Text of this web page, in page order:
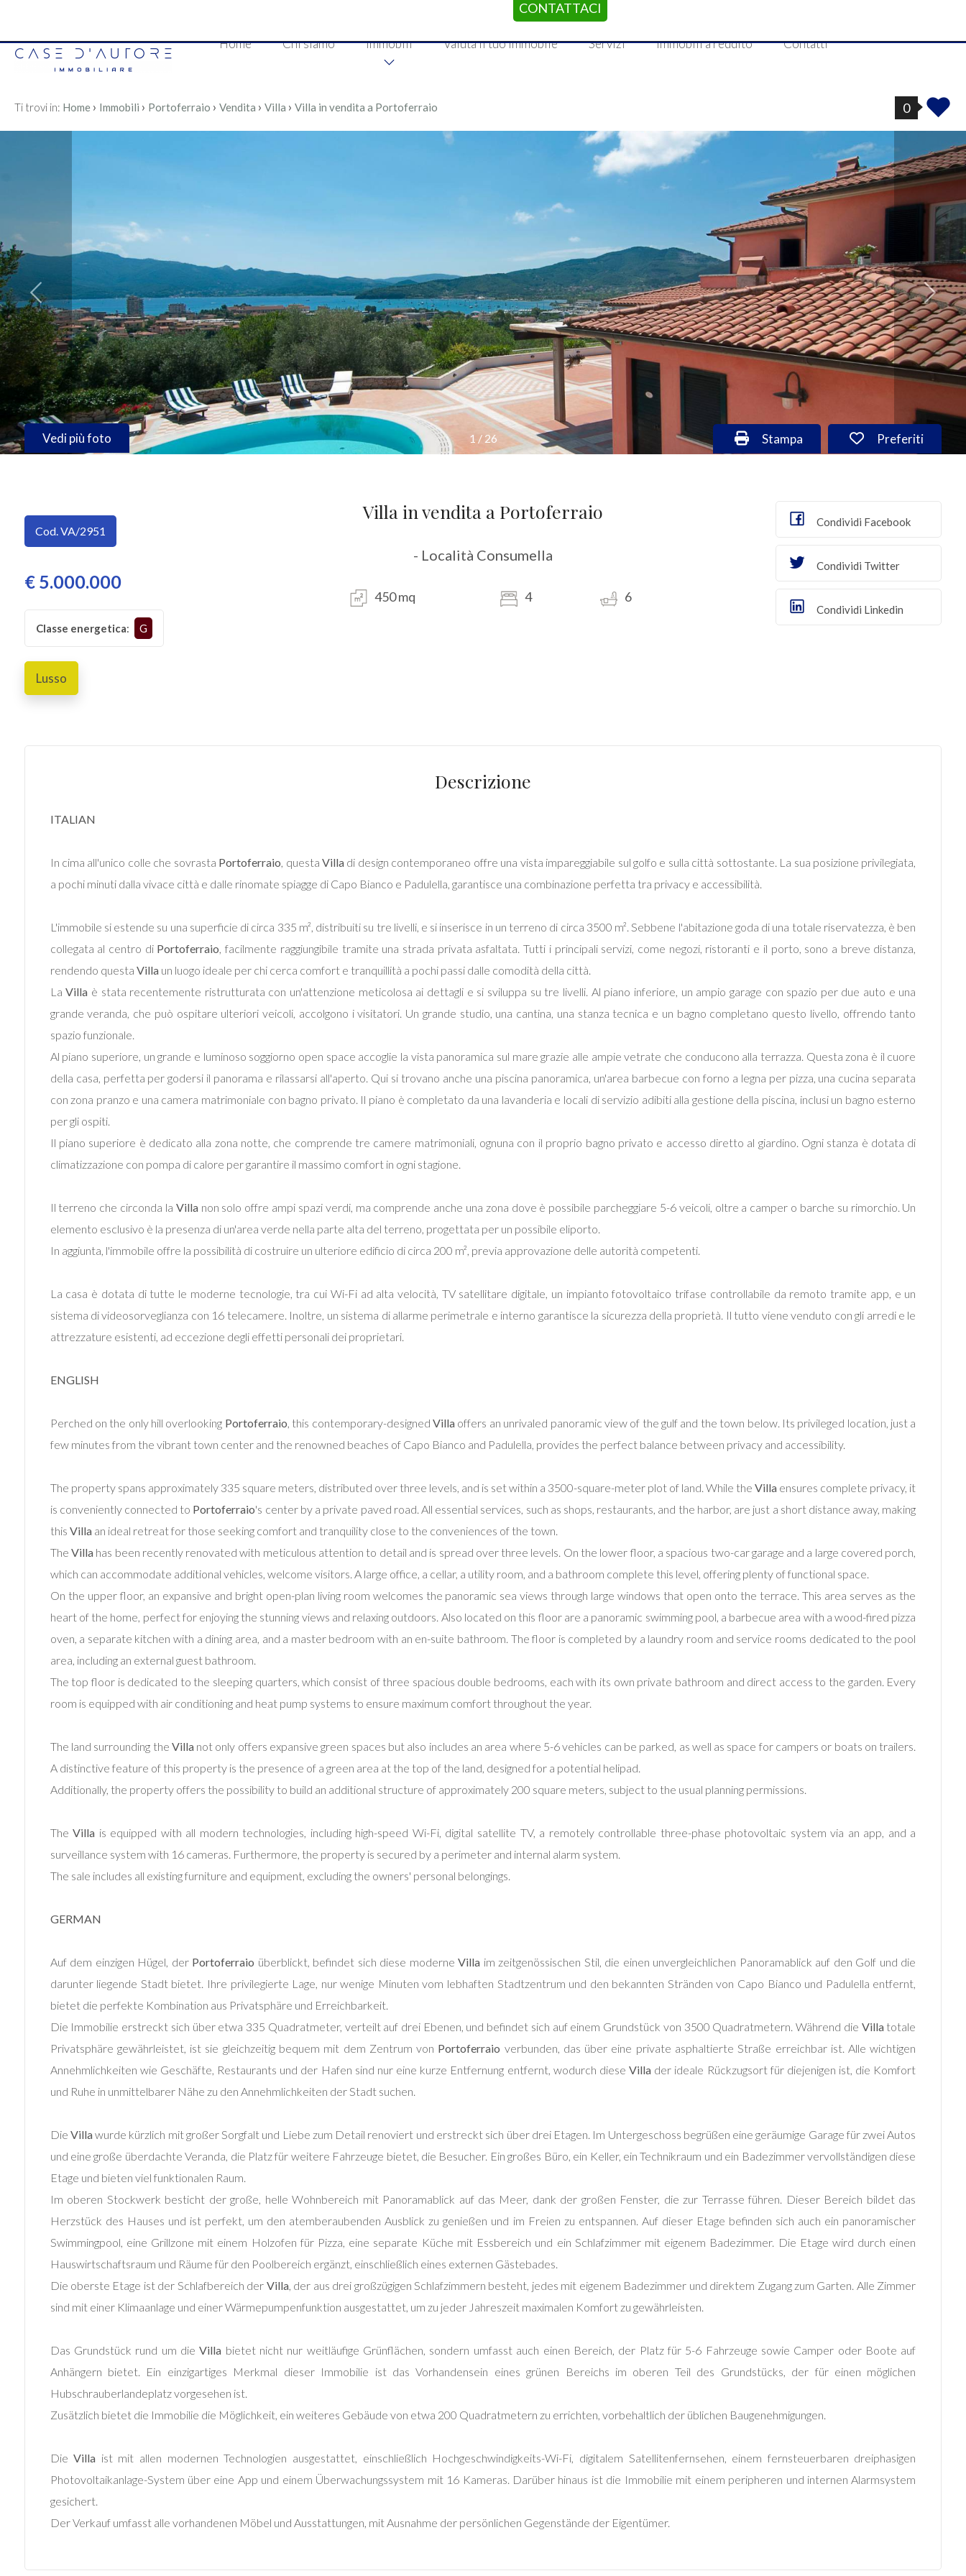
Home Chi siamo Immobili Valuta il tuo immobile Servizi Immobili a reddito Contatti
CONTATTACI
Ti trovi in: Home › Immobili › Portoferraio › Vendita › Villa › Villa in vendita a Portoferraio 0
1 / 26
Vedi più foto
Cod. VA/2951
€ 5.000.000
Classe energetica: G
Lusso
Villa in vendita a Portoferraio
- Località Consumella
450 mq 4 6
Preferiti: Cod.
Preferiti
Stampa: Cod. VA/2951
Stampa
Condividi Facebook
Condividi Twitter
Condividi Linkedin
Descrizione
ITALIAN
In cima all'unico colle che sovrasta Portoferraio, questaVilla di design contemporaneo offre una vista impareggiabile sul golfo e sulla città sottostante. La sua posizione privilegiata,
a pochi minuti dalla vivace città e dalle rinomate spiagge di Capo Bianco e Padulella, garantisce una combinazione perfetta tra privacy e accessibilità.
L'immobile si estende su una superficie di circa 335 m², distribuiti su tre livelli, e si inserisce in un terreno di circa 3500 m². Sebbene l'abitazione goda di una totale riservatezza, è ben
collegata al centro di Portoferraio, facilmente raggiungibile tramite una strada privata asfaltata. Tutti i principali servizi, come negozi, ristoranti e il porto, sono a breve distanza,
rendendo questa Villaun luogo ideale per chi cerca comfort e tranquillità a pochi passi dalle comodità della città.
LaVilla è stata recentemente ristrutturata con un'attenzione meticolosa ai dettagli e si sviluppa su tre livelli. Al piano inferiore, un ampio garage con spazio per due auto e una
grande veranda, che può ospitare ulteriori veicoli, accolgono i visitatori. Un grande studio, una cantina, una stanza tecnica e un bagno completano questo livello, offrendo tanto
spazio funzionale.
Al piano superiore, un grande e luminoso soggiorno open space accoglie la vista panoramica sul mare grazie alle ampie vetrate che conducono alla terrazza. Questa zona è il cuore
della casa, perfetta per godersi il panorama e rilassarsi all'aperto. Qui si trovano anche una piscina panoramica, un'area barbecue con forno a legna per pizza, una cucina separata
con zona pranzo e una camera matrimoniale con bagno privato. Il piano è completato da una lavanderia e locali di servizio adibiti alla gestione della piscina, inclusi un bagno esterno
per gli ospiti.
Il piano superiore è dedicato alla zona notte, che comprende tre camere matrimoniali, ognuna con il proprio bagno privato e accesso diretto al giardino. Ogni stanza è dotata di
climatizzazione con pompa di calore per garantire il massimo comfort in ogni stagione.
Il terreno che circonda la Villanon solo offre ampi spazi verdi, ma comprende anche una zona dove è possibile parcheggiare 5-6 veicoli, oltre a camper o barche su rimorchio. Un
elemento esclusivo è la presenza di un'area verde nella parte alta del terreno, progettata per un possibile eliporto.
In aggiunta, l'immobile offre la possibilità di costruire un ulteriore edificio di circa 200 m², previa approvazione delle autorità competenti.
La casa è dotata di tutte le moderne tecnologie, tra cui Wi-Fi ad alta velocità, TV satellitare digitale, un impianto fotovoltaico trifase controllabile da remoto tramite app, e un
sistema di videosorveglianza con 16 telecamere. Inoltre, un sistema di allarme perimetrale e interno garantisce la sicurezza della proprietà. Il tutto viene venduto con gli arredi e le
attrezzature esistenti, ad eccezione degli effetti personali dei proprietari.
ENGLISH
Perched on the only hill overlooking Portoferraio, this contemporary-designed Villa offers an unrivaled panoramic view of the gulf and the town below. Its privileged location, just a
few minutes from the vibrant town center and the renowned beaches of Capo Bianco and Padulella, provides the perfect balance between privacy and accessibility.
The property spans approximately 335 square meters, distributed over three levels, and is set within a 3500-square-meter plot of land. While theVilla ensures complete privacy, it
is conveniently connected to Portoferraio's center by a private paved road. All essential services, such as shops, restaurants, and the harbor, are just a short distance away, making
this Villaan ideal retreat for those seeking comfort and tranquility close to the conveniences of the town.
The Villahas been recently renovated with meticulous attention to detail and is spread over three levels. On the lower floor, a spacious two-car garage and a large covered porch,
which can accommodate additional vehicles, welcome visitors. A large office, a cellar, a utility room, and a bathroom complete this level, offering plenty of functional space.
On the upper floor, an expansive and bright open-plan living room welcomes the panoramic sea views through large windows that open onto the terrace. This area serves as the
heart of the home, perfect for enjoying the stunning views and relaxing outdoors. Also located on this floor are a panoramic swimming pool, a barbecue area with a wood-fired pizza
oven, a separate kitchen with a dining area, and a master bedroom with an en-suite bathroom. The floor is completed by a laundry room and service rooms dedicated to the pool
area, including an external guest bathroom.
The top floor is dedicated to the sleeping quarters, which consist of three spacious double bedrooms, each with its own private bathroom and direct access to the garden. Every
room is equipped with air conditioning and heat pump systems to ensure maximum comfort throughout the year.
The land surrounding the Villanot only offers expansive green spaces but also includes an area where 5-6 vehicles can be parked, as well as space for campers or boats on trailers.
A distinctive feature of this property is the presence of a green area at the top of the land, designed for a potential helipad.
Additionally, the property offers the possibility to build an additional structure of approximately 200 square meters, subject to the usual planning permissions.
TheVilla is equipped with all modern technologies, including high-speed Wi-Fi, digital satellite TV, a remotely controllable three-phase photovoltaic system via an app, and a
surveillance system with 16 cameras. Furthermore, the property is secured by a perimeter and internal alarm system.
The sale includes all existing furniture and equipment, excluding the owners' personal belongings.
GERMAN
Auf dem einzigen Hügel, der Portoferraio überblickt, befindet sich diese moderneVilla im zeitgenössischen Stil, die einen unvergleichlichen Panoramablick auf den Golf und die
darunter liegende Stadt bietet. Ihre privilegierte Lage, nur wenige Minuten vom lebhaften Stadtzentrum und den bekannten Stränden von Capo Bianco und Padulella entfernt,
bietet die perfekte Kombination aus Privatsphäre und Erreichbarkeit.
Die Immobilie erstreckt sich über etwa 335 Quadratmeter, verteilt auf drei Ebenen, und befindet sich auf einem Grundstück von 3500 Quadratmetern. Während die Villatotale
Privatsphäre gewährleistet, ist sie gleichzeitig bequem mit dem Zentrum von Portoferraio verbunden, das über eine private asphaltierte Straße erreichbar ist. Alle wichtigen
Annehmlichkeiten wie Geschäfte, Restaurants und der Hafen sind nur eine kurze Entfernung entfernt, wodurch dieseVilla der ideale Rückzugsort für diejenigen ist, die Komfort
und Ruhe in unmittelbarer Nähe zu den Annehmlichkeiten der Stadt suchen.
Die Villawurde kürzlich mit großer Sorgfalt und Liebe zum Detail renoviert und erstreckt sich über drei Etagen. Im Untergeschoss begrüßen eine geräumige Garage für zwei Autos
und eine große überdachte Veranda, die Platz für weitere Fahrzeuge bietet, die Besucher. Ein großes Büro, ein Keller, ein Technikraum und ein Badezimmer vervollständigen diese
Etage und bieten viel funktionalen Raum.
Im oberen Stockwerk besticht der große, helle Wohnbereich mit Panoramablick auf das Meer, dank der großen Fenster, die zur Terrasse führen. Dieser Bereich bildet das
Herzstück des Hauses und ist perfekt, um den atemberaubenden Ausblick zu genießen und im Freien zu entspannen. Auf dieser Etage befinden sich auch ein panoramischer
Swimmingpool, eine Grillzone mit einem Holzofen für Pizza, eine separate Küche mit Essbereich und ein Schlafzimmer mit eigenem Badezimmer. Die Etage wird durch einen
Hauswirtschaftsraum und Räume für den Poolbereich ergänzt, einschließlich eines externen Gästebades.
Die oberste Etage ist der Schlafbereich der Villa, der aus drei großzügigen Schlafzimmern besteht, jedes mit eigenem Badezimmer und direktem Zugang zum Garten. Alle Zimmer
sind mit einer Klimaanlage und einer Wärmepumpenfunktion ausgestattet, um zu jeder Jahreszeit maximalen Komfort zu gewährleisten.
Das Grundstück rund um dieVilla bietet nicht nur weitläufige Grünflächen, sondern umfasst auch einen Bereich, der Platz für 5-6 Fahrzeuge sowie Camper oder Boote auf
Anhängern bietet. Ein einzigartiges Merkmal dieser Immobilie ist das Vorhandensein eines grünen Bereichs im oberen Teil des Grundstücks, der für einen möglichen
Hubschrauberlandeplatz vorgesehen ist.
Zusätzlich bietet die Immobilie die Möglichkeit, ein weiteres Gebäude von etwa 200 Quadratmetern zu errichten, vorbehaltlich der üblichen Baugenehmigungen.
DieVilla ist mit allen modernen Technologien ausgestattet, einschließlich Hochgeschwindigkeits-Wi-Fi, digitalem Satellitenfernsehen, einem fernsteuerbaren dreiphasigen
Photovoltaikanlage-System über eine App und einem Überwachungssystem mit 16 Kameras. Darüber hinaus ist die Immobilie mit einem peripheren und internen Alarmsystem
gesichert.
Der Verkauf umfasst alle vorhandenen Möbel und Ausstattungen, mit Ausnahme der persönlichen Gegenstände der Eigentümer.
HOME
SIAMO
TUO
IMMOBILE
SERVIZI
IMMOBILI
A
REDDITO
Contratto
Scegli
dove
cercare
Provincia
Comune
Tipologia
Commerciali
Prezzo
Totale
Locali
minimi
Qualsiasi
Qualsiasi
minime
Qualsiasi
opzioni
multiscelta
Giardino
Posto auto/Box
Balcone/Terrazzo
Ascensore
Lusso